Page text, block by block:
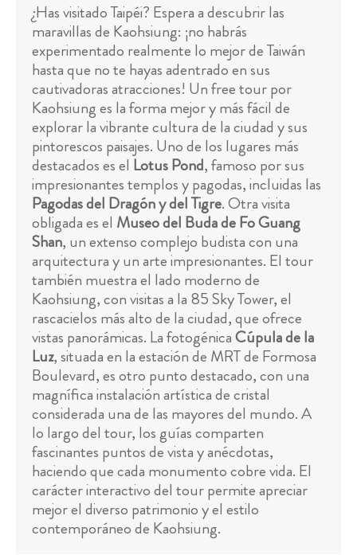
¿Has visitado Taipéi? Espera a descubrir las
maravillas de Kaohsiung: ¡no habrás
experimentado realmente lo mejor de Taiwán
hasta que no te hayas adentrado en sus
cautivadoras atracciones! Un free tour por
Kaohsiung es la forma mejor y más fácil de
explorar la vibrante cultura de la ciudad y sus
pintorescos paisajes. Uno de los lugares más
destacados es el Lotus Pond, famoso por sus
impresionantes templos y pagodas, incluidas las
Pagodas del Dragón y del Tigre. Otra visita
obligada es el Museo del Buda de Fo Guang
Shan, un extenso complejo budista con una
arquitectura y un arte impresionantes. El tour
también muestra el lado moderno de
Kaohsiung, con visitas a la 85 Sky Tower, el
rascacielos más alto de la ciudad, que ofrece
vistas panorámicas. La fotogénicaCúpula de la
Luz, situada en la estación de MRT de Formosa
Boulevard, es otro punto destacado, con una
magnífica instalación artística de cristal
considerada una de las mayores del mundo. A
lo largo del tour, los guías comparten
fascinantes puntos de vista y anécdotas,
haciendo que cada monumento cobre vida. El
carácter interactivo del tour permite apreciar
mejor el diverso patrimonio y el estilo
contemporáneo de Kaohsiung.